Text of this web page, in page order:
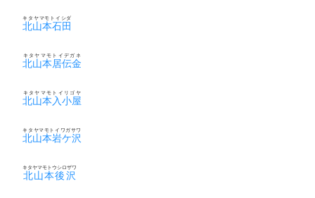
北山本石田
キタヤマモトイシダ
北山本居伝金
キタヤマモトイデガネ
北山本入小屋
キタヤマモトイリゴヤ
北山本岩ケ沢
キタヤマモトイワガサワ
北山本後沢
キタヤマモトウシロザワ